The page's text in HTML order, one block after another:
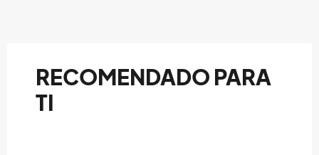
RECOMENDADO PARA
TI